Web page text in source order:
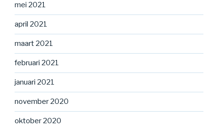
mei 2021
april 2021
maart 2021
februari 2021
januari 2021
november 2020
oktober 2020